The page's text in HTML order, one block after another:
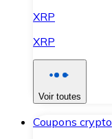
XRP
XRP
Voir toutes
Coupons crypto